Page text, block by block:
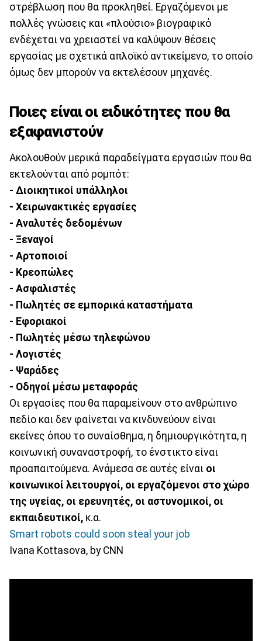
στρέβλωση που θα προκληθεί. Εργαζόμενοι με
πολλές γνώσεις και «πλούσιο» βιογραφικό
ενδέχεται να χρειαστεί να καλύψουν θέσεις
εργασίας με σχετικά απλοϊκό αντικείμενο, το οποίο
όμως δεν μπορούν να εκτελέσουν μηχανές.
Ποιες είναι οι ειδικότητες που θα
εξαφανιστούν
Ακολουθούν μερικά παραδείγματα εργασιών που θα
εκτελούνται από ρομπότ:
- Διοικητικοί υπάλληλοι
- Χειρωνακτικές εργασίες
- Αναλυτές δεδομένων
- Ξεναγοί
- Αρτοποιοί
- Κρεοπώλες
- Ασφαλιστές
- Πωλητές σε εμπορικά καταστήματα
- Εφοριακοί
- Πωλητές μέσω τηλεφώνου
- Λογιστές
- Ψαράδες
- Οδηγοί μέσω μεταφοράς
Οι εργασίες που θα παραμείνουν στο ανθρώπινο
πεδίο και δεν φαίνεται να κινδυνεύουν είναι
εκείνες όπου το συναίσθημα, η δημιουργικότητα, η
κοινωνική συναναστροφή, το ένστικτο είναι
προαπαιτούμενα. Ανάμεσα σε αυτές είναι οι
κοινωνικοί λειτουργοί, οι εργαζόμενοι στο χώρο
της υγείας, οι ερευνητές, οι αστυνομικοί, οι
εκπαιδευτικοί, κ.α.
Smart robots could soon steal your job
Ivana Kottasova, by CNN